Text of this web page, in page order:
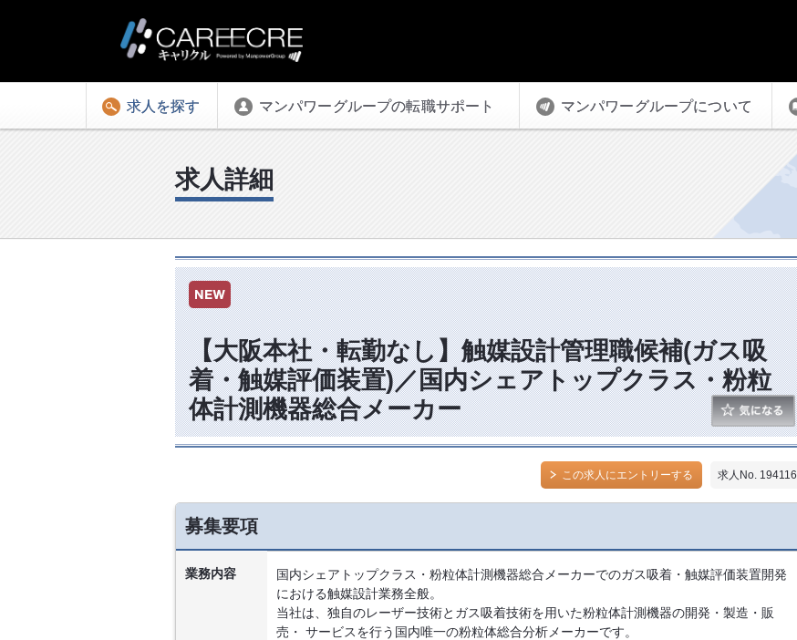
求人を探す マンパワーグループの転職サポート マンパワーグループについて
求人詳細
【大阪本社・転勤なし】触媒設計管理職候補(ガス吸
着・触媒評価装置)／国内シェアトップクラス・粉粒
体計測機器総合メーカー
この求人にエントリーする 求人No. 194116
募集要項
業務内容
国内シェアトップクラス・粉粒体計測機器総合メーカーでのガス吸着・触媒評価装置開発
における触媒設計業務全般。
当社は、独自のレーザー技術とガス吸着技術を用いた粉粒体計測機器の開発・製造・販
売・ サービスを行う国内唯一の粉粒体総合分析メーカーです。